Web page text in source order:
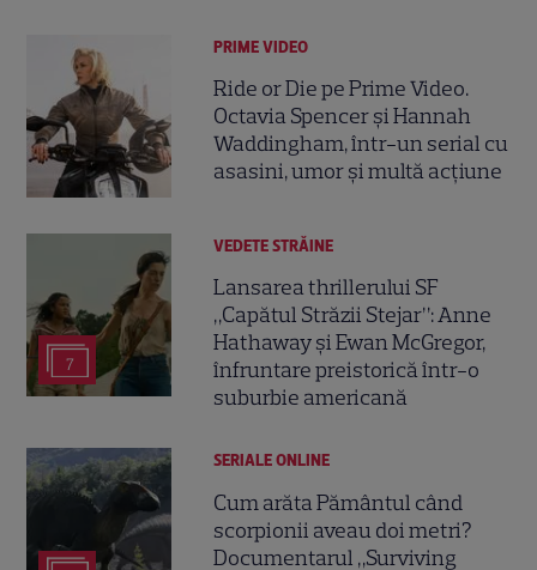
PRIME VIDEO
Ride or Die pe Prime Video.
Octavia Spencer și Hannah
Waddingham, într-un serial cu
asasini, umor și multă acțiune
7
VEDETE STRĂINE
Lansarea thrillerului SF
„Capătul Străzii Stejar”: Anne
Hathaway și Ewan McGregor,
înfruntare preistorică într-o
suburbie americană
SERIALE ONLINE
Cum arăta Pământul când
scorpionii aveau doi metri?
Documentarul „Surviving